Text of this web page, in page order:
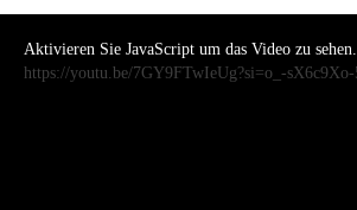
Aktivieren Sie JavaScript um das Video zu sehen.
https://youtu.be/7GY9FTwIeUg?si=o_-